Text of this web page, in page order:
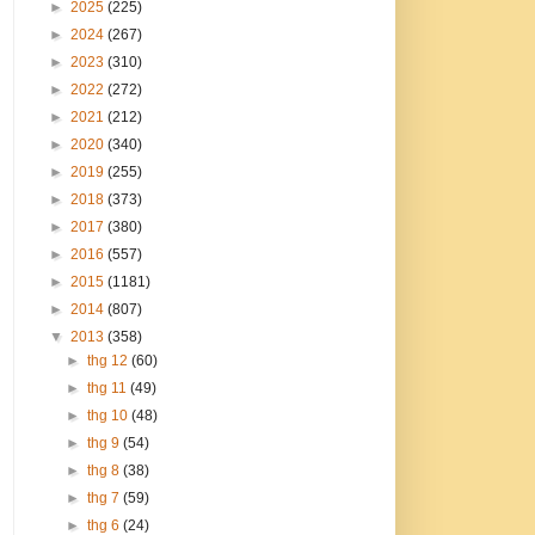
► 2025 (225)
► 2024 (267)
► 2023 (310)
► 2022 (272)
► 2021 (212)
► 2020 (340)
► 2019 (255)
► 2018 (373)
► 2017 (380)
► 2016 (557)
► 2015 (1181)
► 2014 (807)
▼ 2013 (358)
►thg 12(60)
►thg 11(49)
►thg 10(48)
►thg 9(54)
►thg 8(38)
►thg 7(59)
►thg 6(24)